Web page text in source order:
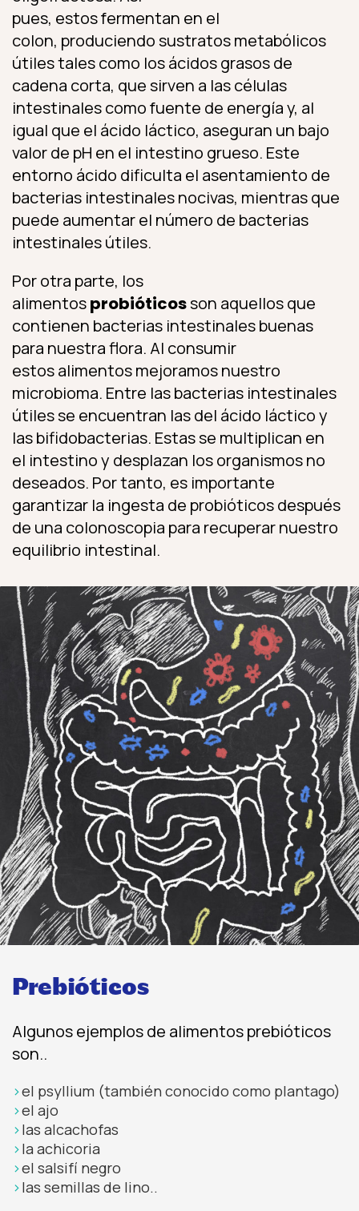
pues, estos fermentan en el
colon, produciendo sustratos metabólicos
útiles tales como los ácidos grasos de
cadena corta, que sirven a las células
intestinales como fuente de energía y, al
igual que el ácido láctico, aseguran un bajo
valor de pH en el intestino grueso. Este
entorno ácido dificulta el asentamiento de
bacterias intestinales nocivas, mientras que
puede aumentar el número de bacterias
intestinales útiles.
Por otra parte, los
alimentosprobióticosson aquellos que
contienen bacterias intestinales buenas
para nuestra flora. Al consumir
estos alimentos mejoramos nuestro
microbioma. Entre las bacterias intestinales
útiles se encuentran las del ácido láctico y
las bifidobacterias. Estas se multiplican en
el intestino y desplazan los organismos no
deseados. Por tanto, es importante
garantizar la ingesta de probióticos después
de una colonoscopia para recuperar nuestro
equilibrio intestinal.
Prebióticos
Algunos ejemplos de alimentos prebióticos
son..
el psyllium (también conocido como plantago)
el ajo
las alcachofas
la achicoria
el salsifí negro
las semillas de lino..